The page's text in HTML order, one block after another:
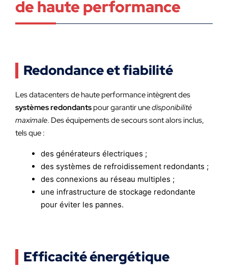
de haute performance
Redondance et fiabilité
Les datacenters de haute performance intègrent des
systèmes redondants pour garantir unedisponibilité
maximale. Des équipements de secours sont alors inclus,
tels que :
des générateurs électriques ;
des systèmes de refroidissement redondants ;
des connexions au réseau multiples ;
une infrastructure de stockage redondante
pour éviter les pannes.
Efficacité énergétique